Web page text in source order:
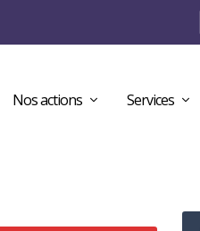
Nos actions Services